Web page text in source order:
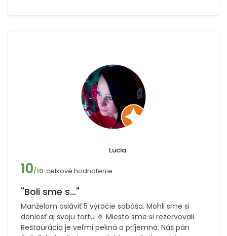
Lucia
10/10 celkové hodnotenie
"Boli sme s..."
Manželom osláviť 5 výročie sobáša. Mohli sme si
doniesť aj svoju tortu 🎉 Miesto sme si rezervovali.
Reštaurácia je veľmi pekná a príjemná. Náš pán